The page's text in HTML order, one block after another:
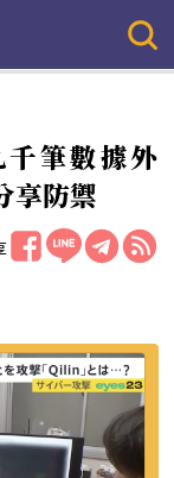
筆數據外
享防禦